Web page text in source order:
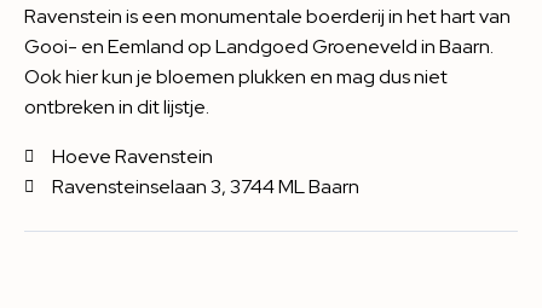
Ravenstein is een monumentale boerderij in het hart van
Gooi- en Eemland op Landgoed Groeneveld in Baarn.
Ook hier kun je bloemen plukken en mag dus niet
ontbreken in dit lijstje.
Hoeve Ravenstein
Ravensteinselaan 3, 3744 ML Baarn